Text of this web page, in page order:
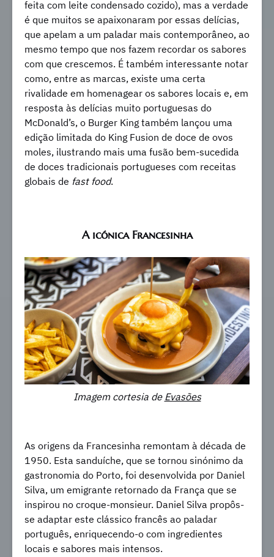
feita com leite condensado cozido), mas a verdade
é que muitos se apaixonaram por essas delícias,
que apelam a um paladar mais contemporâneo, ao
mesmo tempo que nos fazem recordar os sabores
com que crescemos. É também interessante notar
como, entre as marcas, existe uma certa
rivalidade em homenagear os sabores locais e, em
resposta às delícias muito portuguesas do
McDonald’s, o Burger King também lançou uma
edição limitada do King Fusion de doce de ovos
moles, ilustrando mais uma fusão bem-sucedida
de doces tradicionais portugueses com receitas
globais de fast food.
A icónica Francesinha
Imagem cortesia de Evasões
As origens da Francesinha remontam à década de
1950. Esta sanduíche, que se tornou sinónimo da
gastronomia do Porto, foi desenvolvida por Daniel
Silva, um emigrante retornado da França que se
inspirou no croque-monsieur. Daniel Silva propôs-
se adaptar este clássico francês ao paladar
português, enriquecendo-o com ingredientes
locais e sabores mais intensos.